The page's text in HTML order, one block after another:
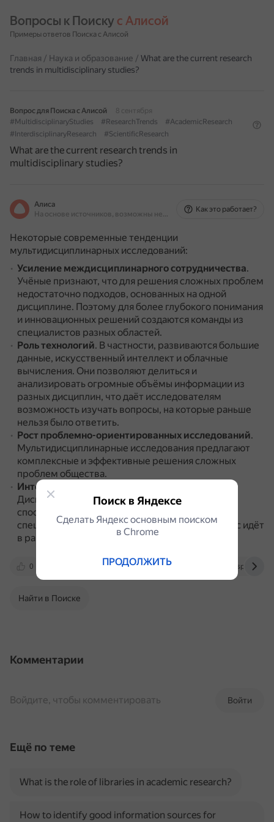
Вопросы к Поиску с Алисой
Примеры ответов Поиска с Алисой
Главная / Наука и образование / What are the current research
trends in multidisciplinary studies?
Вопрос для Поиска с Алисой
8 сентября
#MultidisciplinaryStudies
#ResearchTrends
#AcademicResearch
#InterdisciplinaryResearch
#ScientificResearch
What are the current research trends in
multidisciplinary studies?
Алиса
На основе источников, возможны неточности
Как это работает?
Некоторые современные тенденции
мультидисциплинарных исследований:
Усиление междисциплинарного сотрудничества.
Учёные признают, что для решения сложных проблем
недостаточно подходов, основанных на одной
дисциплине. Поэтому для более глубокого понимания
и инновационных решений создаются команды из
специалистов разных областей.
Роль технологий. В частности, развиваются большие
данные, искусственный интеллект и облачные
вычисления. Они позволяют делиться и
анализировать огромные объёмы информации из
разных дисциплин, что даёт исследователям
возможность изучать вопросы, на которые раньше
нельзя было ответить.
Рост проблемно-ориентированных исследований.
Мультидисциплинарные исследования предлагают
комплексные и эффективные решения сложных
проблем общества.
Интеграция исследования и образования
Дисциплины объединяются в кластеры, которые
способствуют формированию новых учебных
специальностей.Особенно активно этот процесс идёт
в рамках естественных и технических наук.
0 jetir.org cyberleninka.ru scispace.com
Найти в Поиске
Комментарии
Войти
Войдите, чтобы комментировать
Ещё по теме
What is the role of libraries in academic research?
How to identify good information sources for
Поиск в Яндексе
Сделать Яндекс основным поиском
в Сhrome
ПРОДОЛЖИТЬ